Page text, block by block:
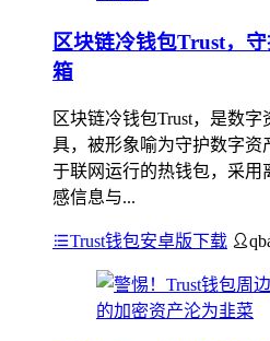
区块链冷钱包Trust，
箱
区块链冷钱包Trust，是数
具，被形象喻为守护数字资
于联网运行的热钱包，采
感信息与...
Trust钱包安卓版下载